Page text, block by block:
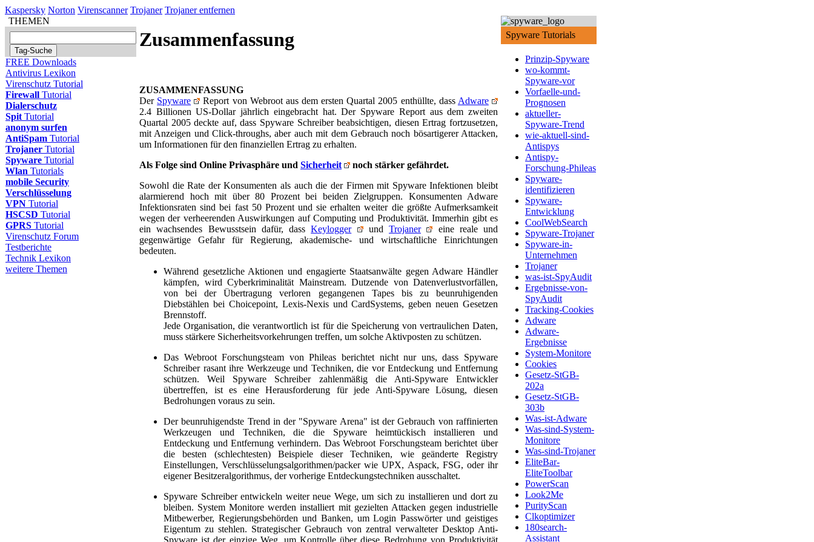
Kaspersky Norton Virenscanner Trojaner Trojaner entfernen
THEMEN
FREE Downloads
Antivirus Lexikon
Virenschutz Tutorial
Firewall Tutorial
Dialerschutz
Spit Tutorial
anonym surfen
AntiSpam Tutorial
Trojaner Tutorial
Spyware Tutorial
Wlan Tutorials
mobile Security
Verschlüsselung
VPN Tutorial
HSCSD Tutorial
GPRS Tutorial
Virenschutz Forum
Testberichte
Technik Lexikon
weitere Themen
Zusammenfassung
ZUSAMMENFASSUNG
Der Spyware Report von Webroot aus dem ersten Quartal 2005 enthüllte, dass Adware
2.4 Billionen US-Dollar jährlich eingebracht hat. Der Spyware Report aus dem zweiten
Quartal 2005 deckte auf, dass Spyware Schreiber beabsichtigen, diesen Ertrag fortzusetzen,
mit Anzeigen und Click-throughs, aber auch mit dem Gebrauch noch bösartigerer Attacken,
um Informationen für den finanziellen Ertrag zu erhalten.
Als Folge sind Online Privasphäre und Sicherheit
noch stärker gefährdet.
Sowohl die Rate der Konsumenten als auch die der Firmen mit Spyware Infektionen bleibt
alarmierend hoch mit über 80 Prozent bei beiden Zielgruppen. Konsumenten Adware
Infektionsraten sind bei fast 50 Prozent und sie erhalten weiter die größte Aufmerksamkeit
wegen der verheerenden Auswirkungen auf Computing und Produktivität. Immerhin gibt es
ein wachsendes Bewusstsein dafür, dassKeylogger und Trojaner
eine reale und
gegenwärtige Gefahr für Regierung, akademische- und wirtschaftliche Einrichtungen
bedeuten.
Während gesetzliche Aktionen und engagierte Staatsanwälte gegen Adware Händler
kämpfen, wird Cyberkriminalität Mainstream. Dutzende von Datenverlustvorfällen,
von bei der Übertragung verloren gegangenen Tapes bis zu beunruhigenden
Diebstählen bei Choicepoint, Lexis-Nexis und CardSystems, geben neuen Gesetzen
Brennstoff.
Jede Organisation, die verantwortlich ist für die Speicherung von vertraulichen Daten,
muss stärkere Sicherheitsvorkehrungen treffen, um solche Aktivposten zu schützen.
Das Webroot Forschungsteam von Phileas berichtet nicht nur uns, dass Spyware
Schreiber rasant ihre Werkzeuge und Techniken, die vor Entdeckung und Entfernung
schützen. Weil Spyware Schreiber zahlenmäßig die Anti-Spyware Entwickler
übertreffen, ist es eine Herausforderung für jede Anti-Spyware Lösung, diesen
Bedrohungen voraus zu sein.
Der beunruhigendste Trend in der "Spyware Arena" ist der Gebrauch von raffinierten
Werkzeugen und Techniken, die die Spyware heimtückisch installieren und
Entdeckung und Entfernung verhindern. Das Webroot Forschungsteam berichtet über
die besten (schlechtesten) Beispiele dieser Techniken, wie geänderte Registry
Einstellungen, Verschlüsselungsalgorithmen/packer wie UPX, Aspack, FSG, oder ihr
eigener Besitzeralgorithmus, der vorherige Entdeckungstechniken ausschaltet.
Spyware Schreiber entwickeln weiter neue Wege, um sich zu installieren und dort zu
bleiben. System Monitore werden installiert mit gezielten Attacken gegen industrielle
Mitbewerber, Regierungsbehörden und Banken, um Login Passwörter und geistiges
Eigentum zu stehlen. Strategischer Gebrauch von zentral verwalteter Desktop Anti-
Spyware ist der einzige Weg, um Kontrolle über diese Bedrohung von Produktivität
Spyware Tutorials
Prinzip-Spyware
wo-kommt-
Spyware-vor
Vorfaelle-und-
Prognosen
aktueller-
Spyware-Trend
wie-aktuell-sind-
Antispys
Antispy-
Forschung-Phileas
Spyware-
identifizieren
Spyware-
Entwicklung
CoolWebSearch
Spyware-Trojaner
Spyware-in-
Unternehmen
Trojaner
was-ist-SpyAudit
Ergebnisse-von-
SpyAudit
Tracking-Cookies
Adware
Adware-
Ergebnisse
System-Monitore
Cookies
Gesetz-StGB-
202a
Gesetz-StGB-
303b
Was-ist-Adware
Was-sind-System-
Monitore
Was-sind-Trojaner
EliteBar-
EliteToolbar
PowerScan
Look2Me
PurityScan
Clkoptimizer
180search-
Assistant